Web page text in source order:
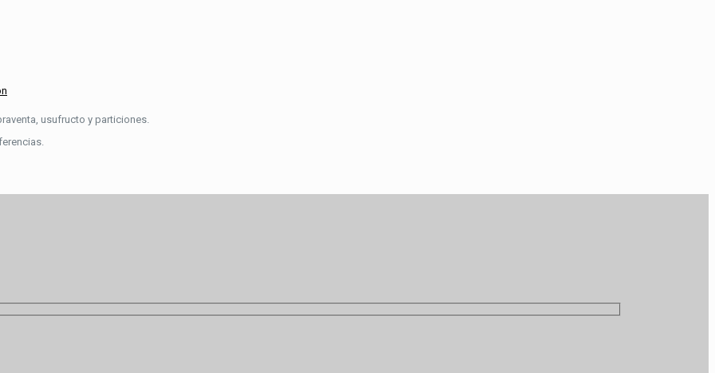
usufructo y particiones.